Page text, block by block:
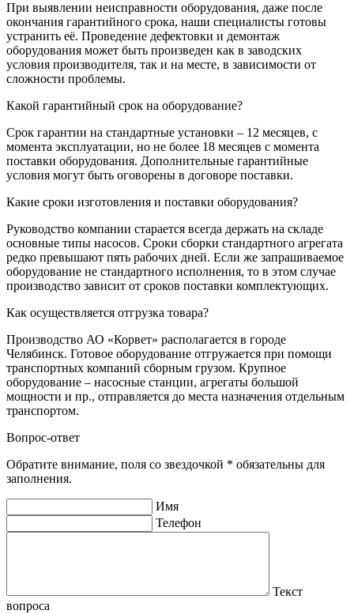
При выявлении неисправности оборудования, даже после
окончания гарантийного срока, наши специалисты готовы
устранить её. Проведение дефектовки и демонтаж
оборудования может быть произведен как в заводских
условия производителя, так и на месте, в зависимости от
сложности проблемы.
Какой гарантийный срок на оборудование?
Срок гарантии на стандартные установки – 12 месяцев, с
момента эксплуатации, но не более 18 месяцев с момента
поставки оборудования. Дополнительные гарантийные
условия могут быть оговорены в договоре поставки.
Какие сроки изготовления и поставки оборудования?
Руководство компании старается всегда держать на складе
основные типы насосов. Сроки сборки стандартного агрегата
редко превышают пять рабочих дней. Если же запрашиваемое
оборудование не стандартного исполнения, то в этом случае
производство зависит от сроков поставки комплектующих.
Как осуществляется отгрузка товара?
Производство АО «Корвет» располагается в городе
Челябинск. Готовое оборудование отгружается при помощи
транспортных компаний сборным грузом. Крупное
оборудование – насосные станции, агрегаты большой
мощности и пр., отправляется до места назначения отдельным
транспортом.
Вопрос-ответ
Обратите внимание, поля со звездочкой * обязательны для
заполнения.
Имя
Телефон
Текст
вопроса